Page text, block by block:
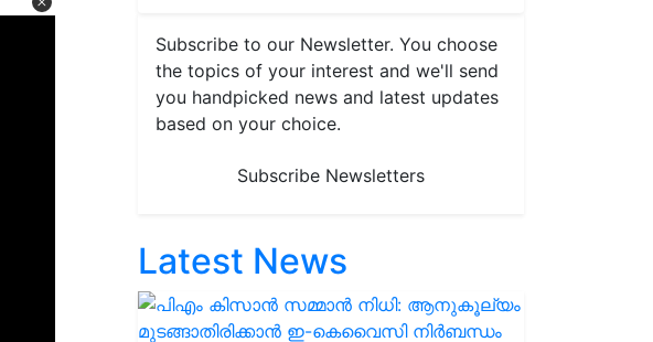
Subscribe to our Newsletter. You choose
the topics of your interest and we'll send
you handpicked news and latest updates
based on your choice.
Subscribe Newsletters
Latest News